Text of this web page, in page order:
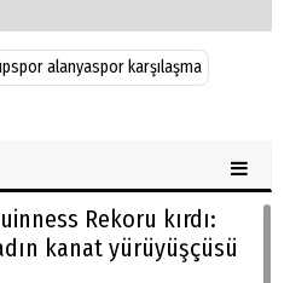
alanyaspor karşılaşma
Rekoru kırdı:
kanat yürüyüşçüsü